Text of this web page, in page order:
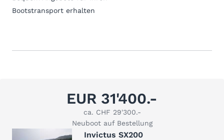
Bootstransport erhalten
EUR 31'400.-
ca. CHF 29'300.-
Neuboot auf Bestellung
Invictus SX200